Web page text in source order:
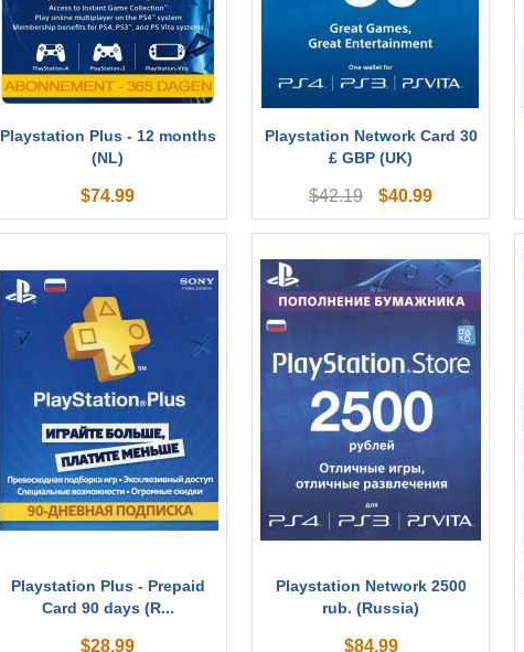
Playstation Plus - 12 months
(NL)
$74.99
Playstation Network Card 30
£ GBP (UK)
$42.19 $40.99
Playstation Plus - Prepaid
Card 90 days (R...
$28.99
Playstation Network 2500
rub. (Russia)
$84.99